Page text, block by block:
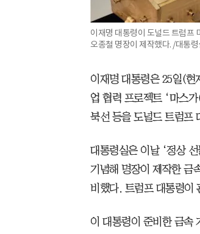
이재명 대통령이 도널드 트럼프
오종철 명장이 제작했다. /대통
이재명 대통령은 25일(현
업 협력 프로젝트 ‘마스
북선 등을 도널드 트럼프
대통령실은 이날 ‘정상
기념해 명장이 제작한 금
비했다. 트럼프 대통령이
이 대통령이 준비한 금속